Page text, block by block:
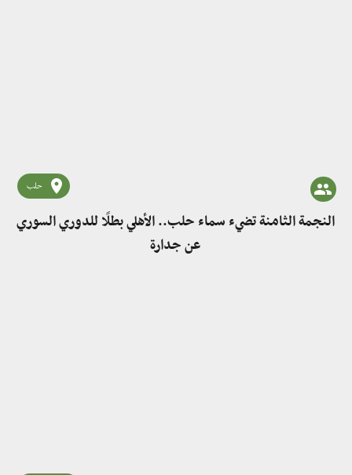
حلب
النجمة الثامنة تضيء سماء حلب.. الأهلي بطلًا للدوري السوري
عن جدارة